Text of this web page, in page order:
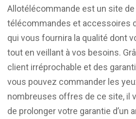
Allotélécommande est un site
télécommandes et accessoires
qui vous fournira la qualité dont
tout en veillant à vos besoins.
client irréprochable et des
vous pouvez commander les
nombreuses offres de ce site, il
de prolonger votre garantie d’un